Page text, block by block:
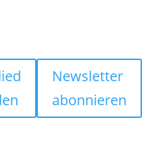
Newsletter
abonnieren